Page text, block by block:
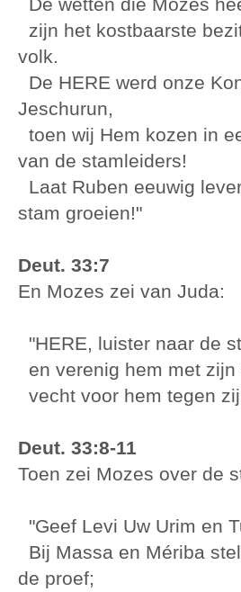
zijn het kostbaarste
volk.
De HERE werd onze
Jeschurun,
toen wij Hem kozen in
van de stamleiders!
Laat Ruben eeuwig
stam groeien!"
Deut. 33:7
En Mozes zei van Juda:
"HERE, luister naar de
en verenig hem met zijn
vecht voor hem tegen
Deut. 33:8-11
Toen zei Mozes over de
"Geef Levi Uw Urim en
Bij Massa en Mériba
de proef;